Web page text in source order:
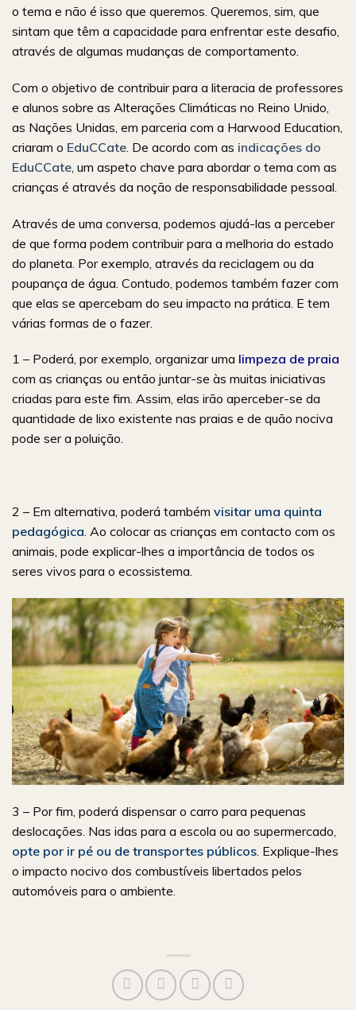
o tema e não é isso que queremos. Queremos, sim, que
sintam que têm a capacidade para enfrentar este desafio,
através de algumas mudanças de comportamento.
Com o objetivo de contribuir para a literacia de professores
e alunos sobre as Alterações Climáticas no Reino Unido,
as Nações Unidas, em parceria com a Harwood Education,
criaram o EduCCate . De acordo com as indicações do
EduCCate , um aspeto chave para abordar o tema com as
crianças é através da noção de responsabilidade pessoal.
Através de uma conversa, podemos ajudá-las a perceber
de que forma podem contribuir para a melhoria do estado
do planeta. Por exemplo, através da reciclagem ou da
poupança de água. Contudo, podemos também fazer com
que elas se apercebam do seu impacto na prática. E tem
várias formas de o fazer.
1 – Poderá, por exemplo, organizar uma limpeza de praia
com as crianças ou então juntar-se às muitas iniciativas
criadas para este fim. Assim, elas irão aperceber-se da
quantidade de lixo existente nas praias e de quão nociva
pode ser a poluição.
2 – Em alternativa, poderá também visitar uma quinta
pedagógica . Ao colocar as crianças em contacto com os
animais, pode explicar-lhes a importância de todos os
seres vivos para o ecossistema.
3 – Por fim, poderá dispensar o carro para pequenas
deslocações. Nas idas para a escola ou ao supermercado,
opte por ir pé ou de transportes públicos. Explique-lhes
o impacto nocivo dos combustíveis libertados pelos
automóveis para o ambiente.